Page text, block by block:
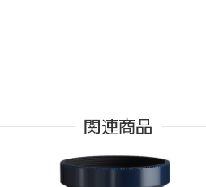
関連商品